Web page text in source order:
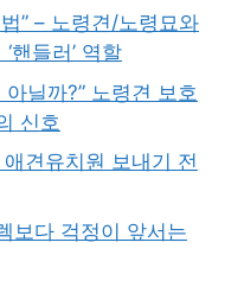
” – 노령견/노령묘와
핸들러’ 역할
닐까?” 노령견 보호
신호
견유치원 보내기 전
보다 걱정이 앞서는